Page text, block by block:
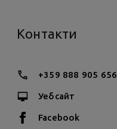
Контакти
+359 888 905 656
Уебсайт
Facebook